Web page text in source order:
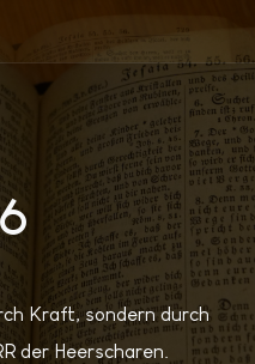
Kraft, sondern durch
der Heerscharen.